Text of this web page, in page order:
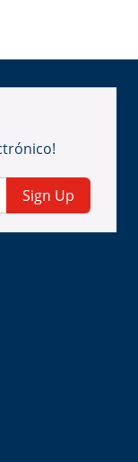
Sign Up